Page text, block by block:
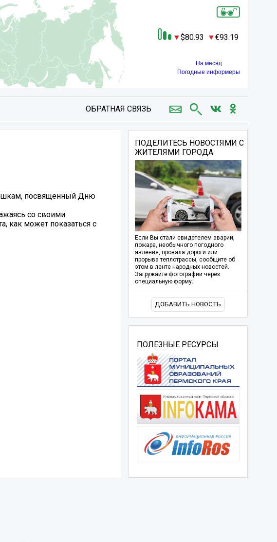
80.93 93.19
На месяц
Погодные информеры
ОБРАТНАЯ СВЯЗЬ
посвященный Дню
со своими
как может показаться с
ПОДЕЛИТЕСЬ НОВОСТЯМИ С
ЖИТЕЛЯМИ ГОРОДА
Если Вы стали свидетелем аварии,
пожара, необычного погодного
явления, провала дороги или
прорыва теплотрассы, сообщите об
этом в ленте народных новостей.
Загружайте фотографии через
специальную форму.
ДОБАВИТЬ НОВОСТЬ
ПОЛЕЗНЫЕ РЕСУРСЫ